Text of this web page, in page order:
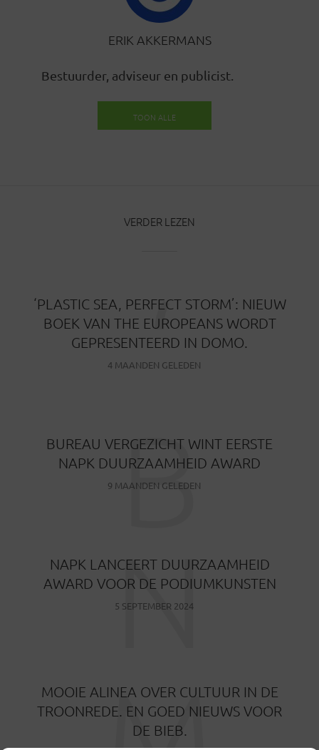
ERIK AKKERMANS
Bestuurder, adviseur en publicist.
TOON ALLE
VERDER LEZEN
‘PLASTIC SEA, PERFECT STORM’: NIEUW
BOEK VAN THE EUROPEANS WORDT
GEPRESENTEERD IN DOMO.
4 MAANDEN GELEDEN
‘
BUREAU VERGEZICHT WINT EERSTE
NAPK DUURZAAMHEID AWARD
9 MAANDEN GELEDEN
B
NAPK LANCEERT DUURZAAMHEID
AWARD VOOR DE PODIUMKUNSTEN
5 SEPTEMBER 2024
N
MOOIE ALINEA OVER CULTUUR IN DE
TROONREDE. EN GOED NIEUWS VOOR
DE BIEB.